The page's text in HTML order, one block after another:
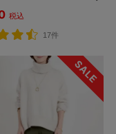
税込
17件